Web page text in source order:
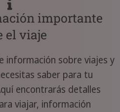
importante
el viaje
información sobre viajes y
saber para tu
encontrarás detalles
viajar, información